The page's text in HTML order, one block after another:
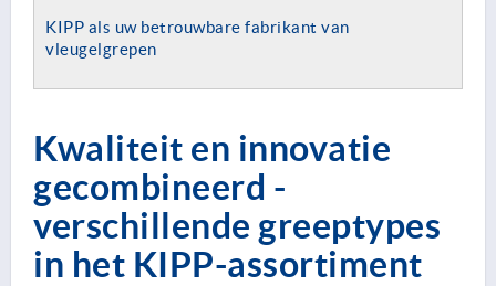
KIPP als uw betrouwbare fabrikant van
vleugelgrepen
Kwaliteit en innovatie
gecombineerd -
verschillende greeptypes
in het KIPP-assortiment